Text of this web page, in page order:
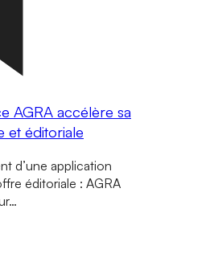
AGRA accélère sa
et éditoriale
d’une application
éditoriale : AGRA